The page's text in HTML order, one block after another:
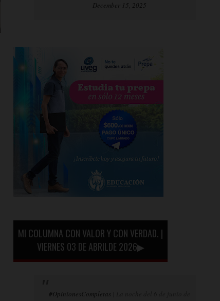
December 15, 2025
MI COLUMNA CON VALOR Y CON VERDAD. |
VIERNES 03 DE ABRILDE 2026▶
#OpinionesCompletas